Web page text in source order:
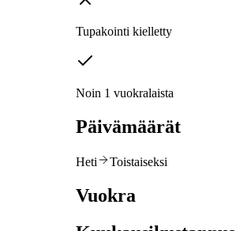
Tupakointi kielletty
Noin 1 vuokralaista
Päivämäärät
Heti Toistaiseksi
Vuokra